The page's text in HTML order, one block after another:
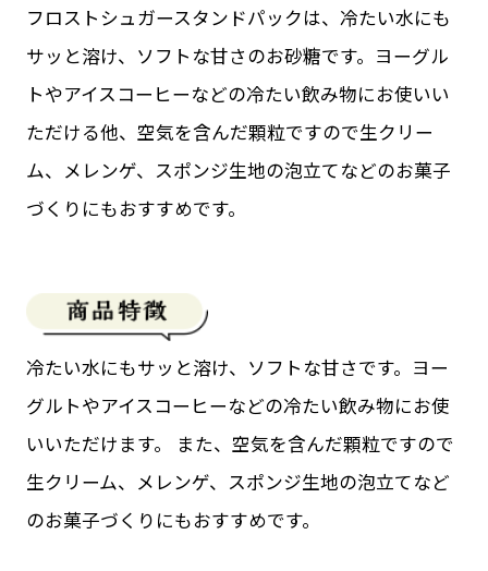
フロストシュガースタンドパックは、冷たい水にも
サッと溶け、ソフトな甘さのお砂糖です。ヨーグル
トやアイスコーヒーなどの冷たい飲み物にお使いい
ただける他、空気を含んだ顆粒ですので生クリー
ム、メレンゲ、スポンジ生地の泡立てなどのお菓子
づくりにもおすすめです。
冷たい水にもサッと溶け、ソフトな甘さです。ヨー
グルトやアイスコーヒーなどの冷たい飲み物にお使
いいただけます。 また、空気を含んだ顆粒ですので
生クリーム、メレンゲ、スポンジ生地の泡立てなど
のお菓子づくりにもおすすめです。